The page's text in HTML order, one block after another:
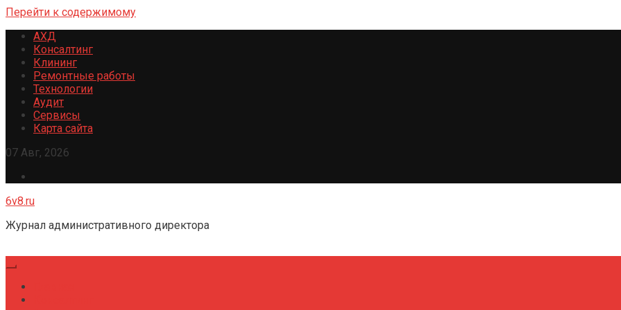
Перейти к содержимому
АХД
Консалтинг
Клининг
Ремонтные работы
Технологии
Аудит
Сервисы
Карта сайта
07 Авг, 2026
6v8.ru
Журнал административного директора